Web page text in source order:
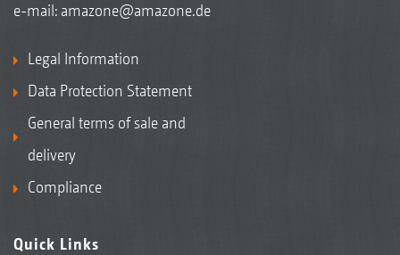
e-mail: amazone@amazone.de
Legal Information
Data Protection Statement
General terms of sale and
delivery
Compliance
Quick Links